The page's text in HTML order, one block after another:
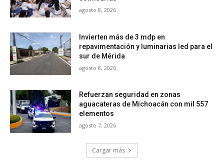
agosto 8, 2026
Invierten más de 3 mdp en
repavimentación y luminarias led para el
sur de Mérida
agosto 8, 2026
Refuerzan seguridad en zonas
aguacateras de Michoacán con mil 557
elementos
agosto 7, 2026
Cargar más